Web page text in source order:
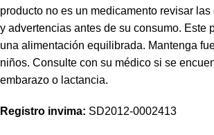
producto no es un medicamento revisar
y advertencias antes de su consumo. Este
una alimentación equilibrada. Mantenga
niños. Consulte con su médico si se
embarazo o lactancia.
Registro invima: SD2012-0002413